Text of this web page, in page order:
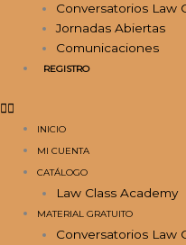
Conversatorios Law
Jornadas Abiertas
Comunicaciones
REGISTRO
INICIO
MI CUENTA
CATÁLOGO
Law Class Academy
MATERIAL GRATUITO
Conversatorios Law